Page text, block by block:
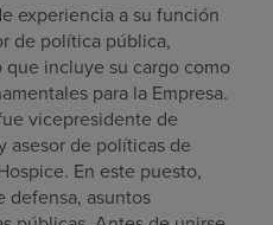
experiencia a su función
de política pública,
incluye su cargo como
para la Empresa.
vicepresidente de
asesor de políticas de
En este puesto,
defensa, asuntos